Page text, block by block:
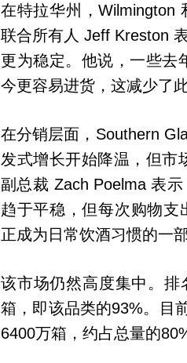
在特拉华州，Wilmington
联合所有人 Jeff Kreston
更为稳定。他说，一些去
今更容易进货，这减少了
在分销层面，Southern
发式增长开始降温，但市
副总裁 Zach Poelma 表
趋于平稳，但每次购物支
正成为日常饮酒习惯的一
该市场仍然高度集中。排
箱，即该品类的93%。目
6400万箱，约占总量的